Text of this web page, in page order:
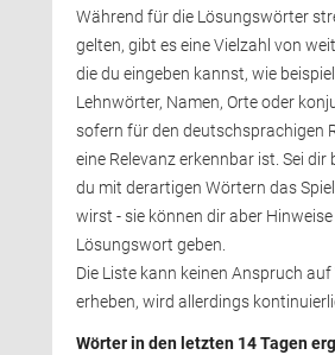
Während für die Lösungswörter
gelten, gibt es eine Vielzahl von
die du eingeben kannst, wie
Lehnwörter, Namen, Orte oder
sofern für den deutschsprachigen
eine Relevanz erkennbar ist. Sei
du mit derartigen Wörtern das
wirst - sie können dir aber
Lösungswort geben.
Die Liste kann keinen Anspruch
erheben, wird allerdings
Wörter in den letzten 14 Tagen